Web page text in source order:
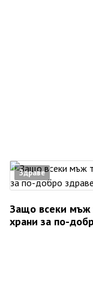
Здраве
Защо всеки мъж
храни за по-